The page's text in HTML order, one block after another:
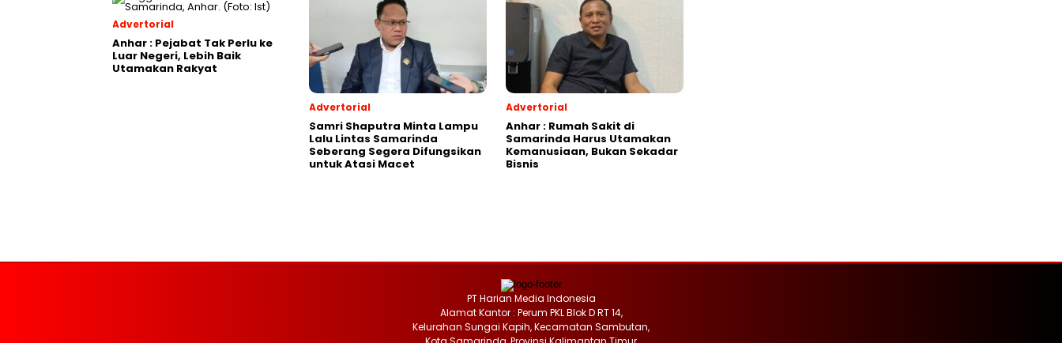
Advertorial
Anhar : Pejabat Tak Perlu ke
Luar Negeri, Lebih Baik
Utamakan Rakyat
Advertorial
Samri Shaputra Minta Lampu
Lalu Lintas Samarinda
Seberang Segera Difungsikan
untuk Atasi Macet
Advertorial
Anhar : Rumah Sakit di
Samarinda Harus Utamakan
Kemanusiaan, Bukan Sekadar
Bisnis
PT Harian Media Indonesia
Alamat Kantor : Perum PKL Blok D RT 14,
Kelurahan Sungai Kapih, Kecamatan Sambutan,